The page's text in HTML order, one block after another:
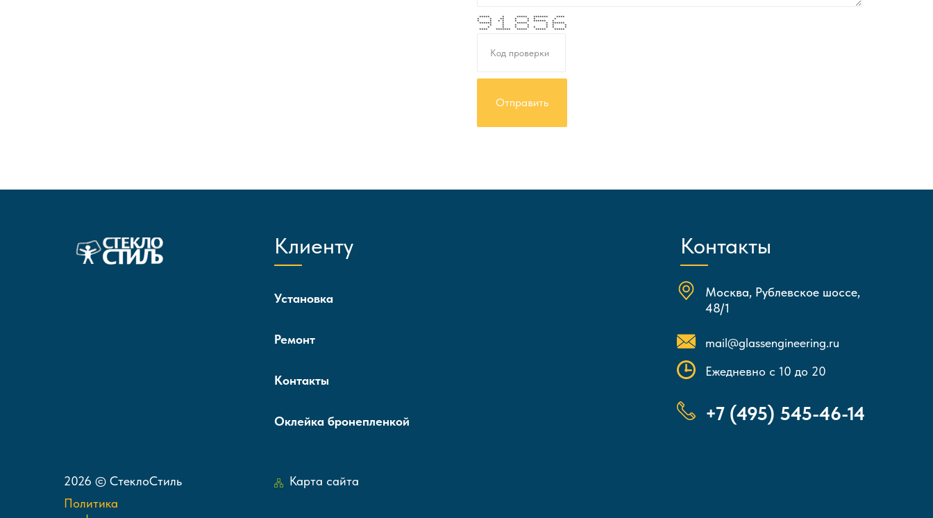
***** * ***** ******* ****
* * ** * * * *
* * * * * * ****** *
****** * ***** * ******
* * * * * * *
* * * * * * * *
**** ******* ***** ***** *****
Клиенту
Установка
Ремонт
Контакты
Оклейка бронепленкой
Контакты
Москва, Рублевское шоссе,
48/1
mail@glassengineering.ru
Ежедневно с 10 до 20
+7 (495) 545-46-14
2026 © СтеклоСтиль
Политика
Карта сайта